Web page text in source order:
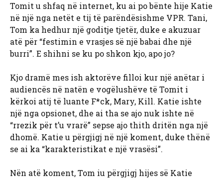
Tomit u shfaq në internet, ku ai po bënte hije Katie
në një nga netët e tij të parëndësishme VPR. Tani,
Tom ka hedhur një goditje tjetër, duke e akuzuar
atë për “festimin e vrasjes së një babai dhe një
burri”. E shihni se ku po shkon kjo, apo jo?
Kjo dramë mes ish aktorëve filloi kur një anëtar i
audiencës në natën e vogëlushëve të Tomit i
kërkoi atij të luante F*ck, Mary, Kill. Katie ishte
një nga opsionet, dhe ai tha se ajo nuk ishte në
“rrezik për t’u vrarë” sepse ajo thith dritën nga një
dhomë. Katie u përgjigj në një koment, duke thënë
se ai ka “karakteristikat e një vrasësi”.
Nën atë koment, Tom iu përgjigj hijes së Katie